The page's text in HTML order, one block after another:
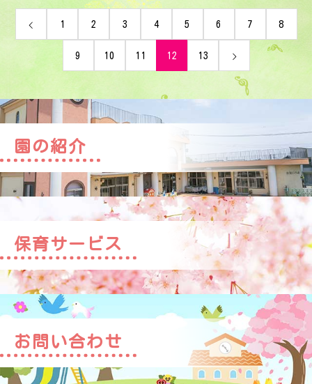
1 2 3 4 5 6 7 8
9 10 11 12 13
園の紹介
保育サービス
お問い合わせ